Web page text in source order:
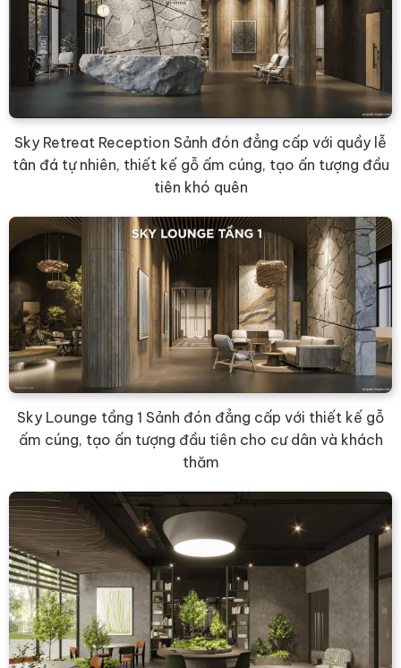
Sky Retreat Reception Sảnh đón đẳng cấp với quầy lễ
tân đá tự nhiên, thiết kế gỗ ấm cúng, tạo ấn tượng đầu
tiên khó quên
Sky Lounge tầng 1 Sảnh đón đẳng cấp với thiết kế gỗ
ấm cúng, tạo ấn tượng đầu tiên cho cư dân và khách
thăm